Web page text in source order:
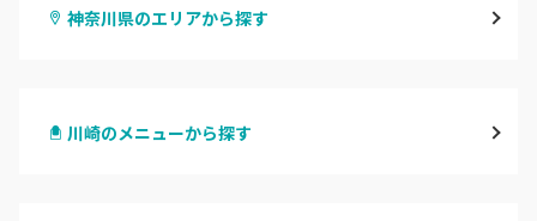
神奈川県のエリアから探す
川崎
川崎のメニューから探す